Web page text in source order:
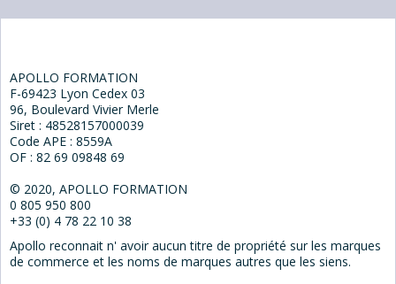
APOLLO FORMATION
F-69423 Lyon Cedex 03
96, Boulevard Vivier Merle
Siret : 48528157000039
Code APE : 8559A
OF : 82 69 09848 69
© 2020, APOLLO FORMATION
0 805 950 800
+33 (0) 4 78 22 10 38
Apollo reconnait n' avoir aucun titre de propriété sur les marques
de commerce et les noms de marques autres que les siens.